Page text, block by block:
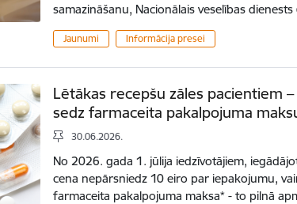
samazināšanu, Nacionālais veselības
Jaunumi Informācija presei
Lētākas recepšu zāles pacientiem
sedz farmaceita pakalpojuma
30.06.2026.
No 2026. gada 1. jūlija iedzīvotājiem,
cena nepārsniedz 10 eiro par iepakojumu,
farmaceita pakalpojuma maksa* - to pilnā